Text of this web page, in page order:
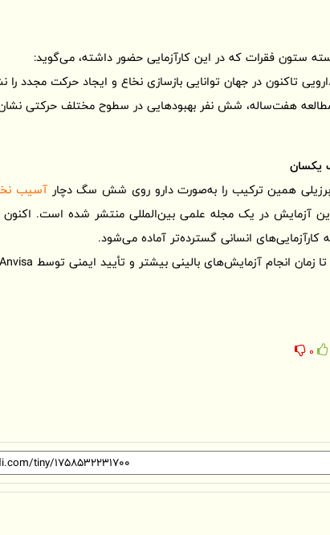
ستون فقرات که در این کارآزمایی حضور داشته، می‌گوید:
تاکنون در جهان توانایی بازسازی نخاع و ایجاد حرکت مجدد را
هفت‌ساله، شش نفر بهبودهایی در سطوح مختلف حرکتی نشان
یکسان
آسیب
انسانی گسترده‌تر آماده می‌شود.
0